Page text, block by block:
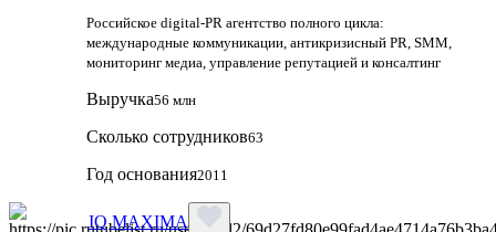
Российское digital-PR агентство полного цикла:
международные коммуникации, антикризисный PR, SMM,
мониторинг медиа, управление репутацией и консалтинг
Выручка56 млн
Сколько сотрудников63
Год основания2011
IQ MAXIMA